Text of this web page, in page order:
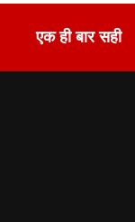
एक ही बार सही